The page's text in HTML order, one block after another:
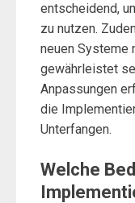
entscheidend,
zu nutzen.
neuen Systeme
gewährleistet
Anpassungen
die
Unterfangen.
Welche